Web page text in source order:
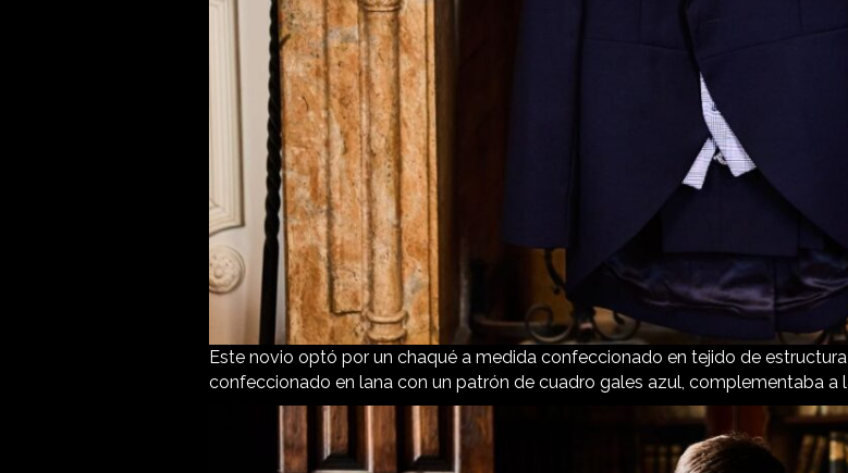
Este novio optó por un chaqué a medida confeccionado en tejido de
confeccionado en lana con un patrón de cuadro gales azul, complementaba a